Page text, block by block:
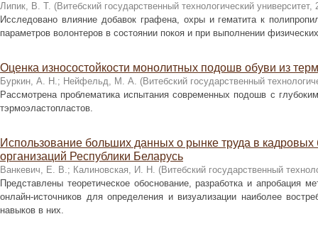
Липик, В. Т. (Витебский государственный технологический университет,
Исследовано влияние добавок графена, охры и гематита к
параметров волонтеров в состоянии покоя и при выполнении
Оценка износостойкости монолитных подошв обуви из
Буркин, А. Н.; Нейфельд, М. А. (Витебский государственный
Рассмотрена проблематика испытания современных подошв с
тэрмоэластопластов.
Использование больших данных о рынке труда в кадровых
организаций Республики Беларусь
Ванкевич, Е. В.; Калиновская, И. Н. (Витебский государственный
Представлены теоретическое обоснование, разработка и апробация
онлайн-источников для определения и визуализации наиболее
навыков в них.